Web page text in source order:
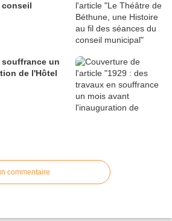
conseil
souffrance un
de l'Hôtel
commentaire